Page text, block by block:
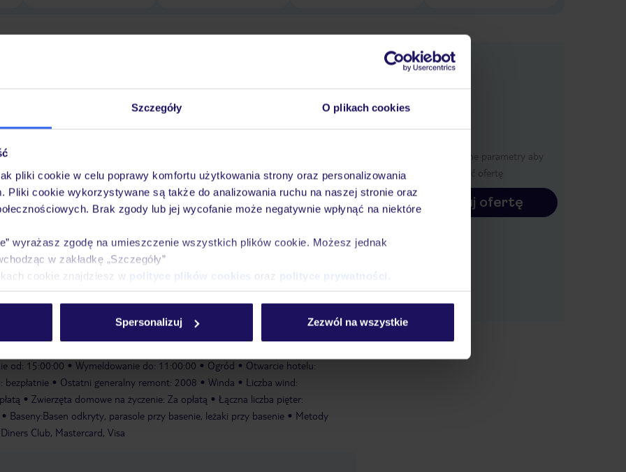
Szczegóły O plikach cookies
pliki cookie w celu poprawy komfortu użytkowania strony oraz personalizowania
Pliki cookie wykorzystywane są także do analizowania ruchu na naszej stronie oraz
Brak zgody lub jej wycofanie może negatywnie wpłynąć na niektóre
wyrażasz zgodę na umieszczenie wszystkich plików cookie. Możesz jednak
w zakładkę „Szczegóły”
cookie znajdziesz w polityce plików cookies oraz polityce prywatności
Spersonalizuj Zezwól na wszystkie
orzeźwienie. Leżaki i parasole zapewniają relaksujące godziny. W barze
napoje. Program sportowo-rekreacyjny obejmuje gimnastykę, a za
i aerobik. Na terenie obiektu znajduje się centrum odnowy biologicznej z
obejmują program rozrywkowy, klub dla dzieci i muzykę na
katamaran: za opłatą skuter wodny: za opłatą
żeglarstwo: za
od: 15:00:00 Wymeldowanie do: 11:00:00 Ogród
Otwarcie hotelu:
bezpłatnie Ostatni generalny remont: 2008 Winda
Liczba wind:
Zwierzęta domowe na życzenie: Za opłatą
Łączna liczba pięter:
Baseny:Basen odkryty, parasole przy basenie, leżaki przy basenie
Metody
Club, Mastercard, Visa
Określ poszczególne parametry aby
wyświetlić ofertę
Konfiguruj ofertę